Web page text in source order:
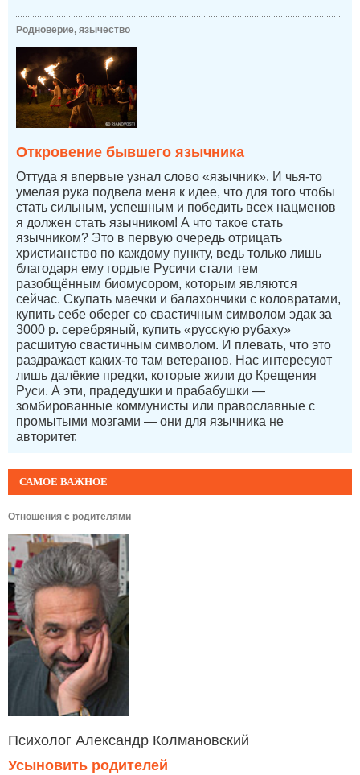
САМОЕ ВАЖНОЕ
Отношения с родителями
Психолог Александр Колмановский
Усыновить родителей
Родноверие, язычество
Откровение бывшего язычника
Оттуда я впервые узнал слово «язычник». И чья-то
умелая рука подвела меня к идее, что для того чтобы
стать сильным, успешным и победить всех нацменов
я должен стать язычником! А что такое стать
язычником? Это в первую очередь отрицать
христианство по каждому пункту, ведь только лишь
благодаря ему гордые Русичи стали тем
разобщённым биомусором, которым являются
сейчас. Скупать маечки и балахончики с коловратами,
купить себе оберег со свастичным символом эдак за
3000 р. серебряный, купить «русскую рубаху»
расшитую свастичным символом. И плевать, что это
раздражает каких-то там ветеранов. Нас интересуют
лишь далёкие предки, которые жили до Крещения
Руси. А эти, прадедушки и прабабушки —
зомбированные коммунисты или православные с
промытыми мозгами — они для язычника не
авторитет.